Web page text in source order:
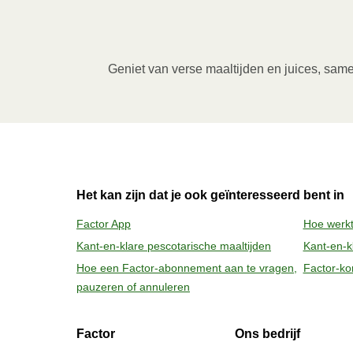
Verwijder de kartonnen sleeve en prik
verwijderen van de folie. Pas bij het
daarna nog 1 minuut rusten voor het
Geniet van verse maaltijden en juices,
Het kan zijn dat je ook geïnteresseerd bent in
Factor App Hoe
Kant-en-klare pescotarische maaltijden
Kant-en-
Hoe een Factor-abonnement aan te vragen,
pauzeren of annuleren
Factor-
Factor Ons bedrijf